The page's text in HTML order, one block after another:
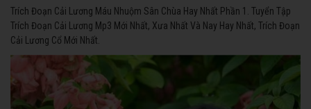
Trích Đoạn Cải Lương Máu Nhuộm Sân Chùa Hay Nhất Phần 1. Tuyển Tập
Trích Đoạn Cải Lương Mp3 Mới Nhất, Xưa Nhất Và Nay Hay Nhất, Trích Đoạn
Cải Lương Cổ Mới Nhất.